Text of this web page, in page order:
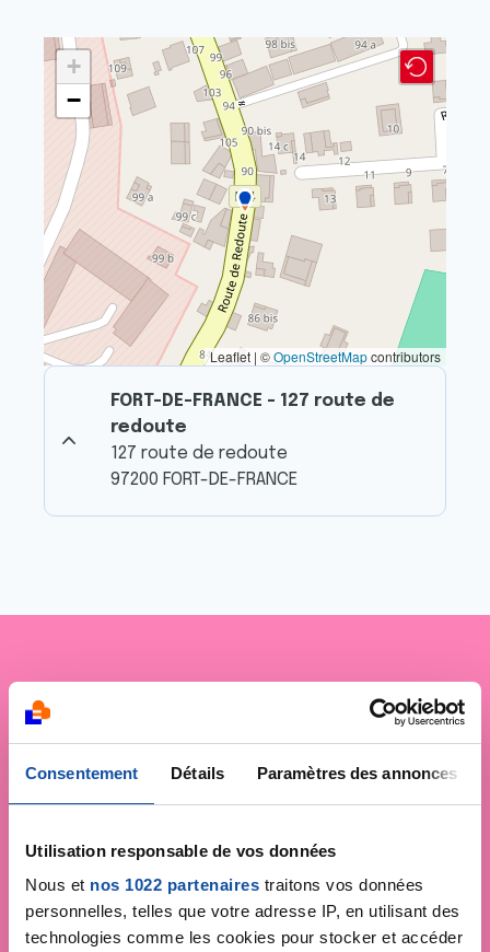
Consentement Détails Paramètres des annonces
Utilisation responsable de vos données
Nous et nos 1022 partenaires traitons vos données
personnelles, telles que votre adresse IP, en utilisant des
technologies comme les cookies pour stocker et accéder
+
−
Leaflet | ©OpenStreetMapcontributors
FORT-DE-FRANCE - 127 route de
redoute
127 route de redoute
97200 FORT-DE-FRANCE
la Ligue
contre le cancer